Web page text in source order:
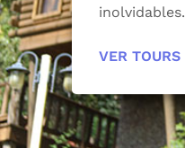
inolvidables.
VER TOURS